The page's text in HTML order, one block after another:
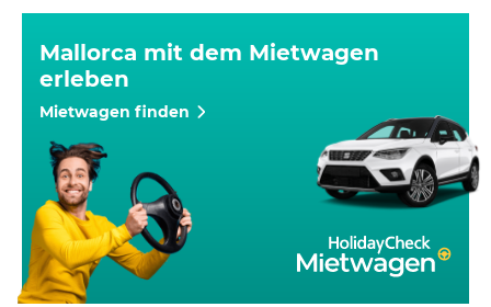
Mallorca mit dem Mietwagen
erleben
Mietwagen finden